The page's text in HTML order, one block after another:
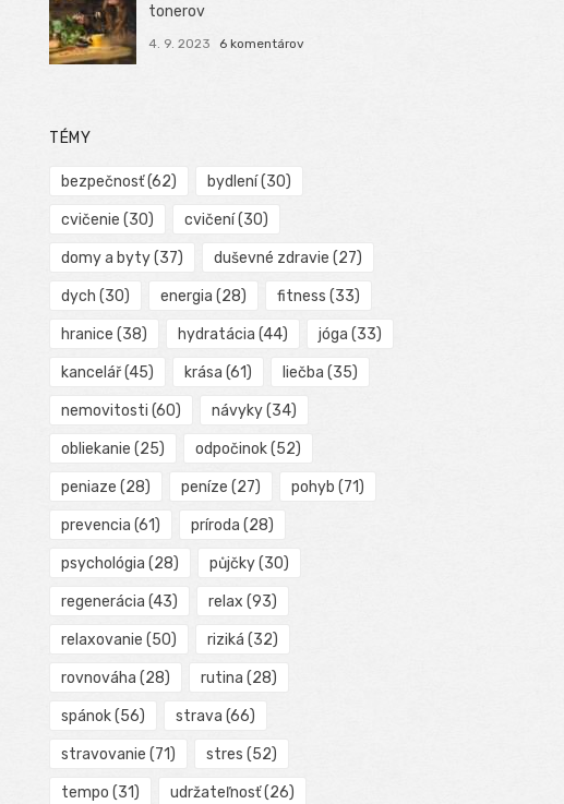
tonerov
4. 9. 2023 6 komentárov
TÉMY
bezpečnosť(62) bydlení(30)
cvičenie (30) cvičení(30)
domy a byty(37) duševné zdravie (27)
dych (30) energia (28) fitness (33)
hranice (38) hydratácia (44) jóga (33)
kancelář(45) krása (61) liečba (35)
nemovitosti (60) návyky(34)
obliekanie (25) odpočinok(52)
peniaze (28) peníze (27) pohyb (71)
prevencia (61) príroda (28)
psychológia (28) půjčky(30)
regenerácia (43) relax (93)
relaxovanie (50) riziká (32)
rovnováha (28) rutina (28)
spánok(56) strava (66)
stravovanie (71) stres (52)
tempo (31) udržateľnosť(26)